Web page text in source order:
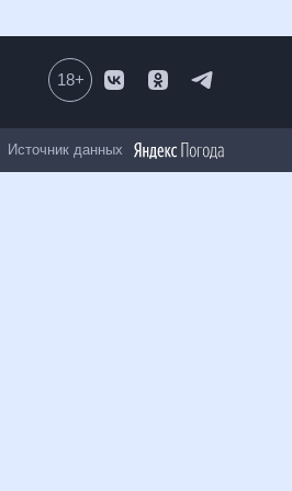
18+
Источник данных